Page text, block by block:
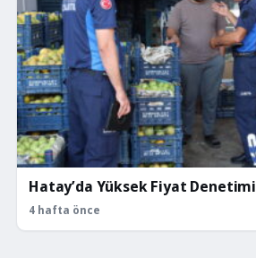
Hatay’da Yüksek Fiyat Denetimi
4 hafta önce